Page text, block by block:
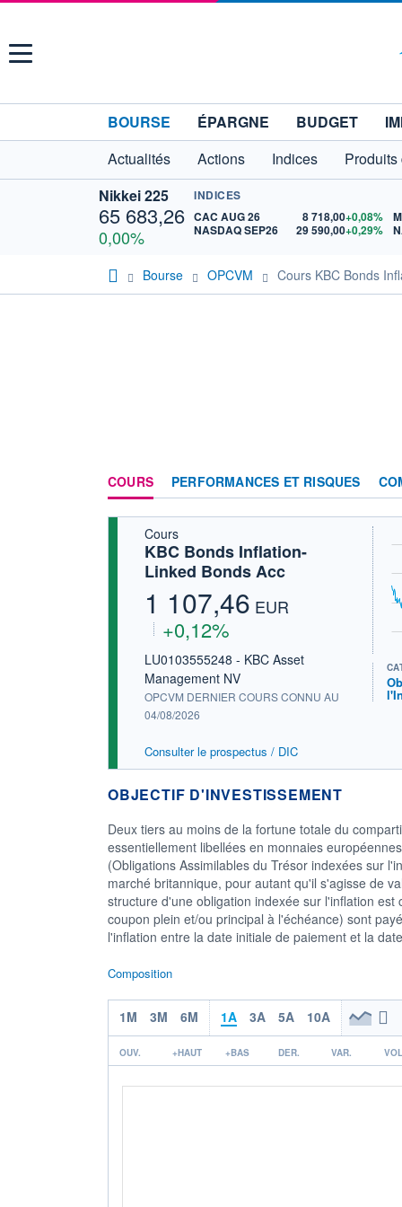
Menu
BOURSE ÉPARGNE BUDGET
Actualités
Actions Indices
Nikkei 225
65 683,26
0,00%
INDICES
CAC AUG 26
8 718,00+0,08%
NASDAQ SEP26
29 590,00+0,29%
Bourse OPCVM Cours KBC Bonds
COURS PERFORMANCES ET RISQUES
Cours
KBC Bonds Inflation-
Linked Bonds Acc
1 107,46 EUR
+0,12%
LU0103555248 - KBC Asset
Management NV
OPCVM DERNIER COURS CONNU AU
04/08/2026
Consulter le prospectus / DIC
OBJECTIF D'INVESTISSEMENT
Deux tiers au moins de la fortune totale du
essentiellement libellées en monnaies
(Obligations Assimilables du Trésor indexées sur
marché britannique, pour autant qu'il s'agisse de
structure d'une obligation indexée sur l'inflation
coupon plein et/ou principal à l'échéance) sont
l'inflation entre la date initiale de paiement et la
Composition
1M 3M 6M 1A 3A 5A 10A
OUV. +HAUT +BAS DER. VAR.